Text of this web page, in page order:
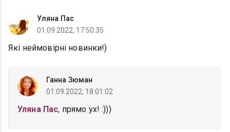
Уляна Пас
01.09.2022, 17:50:35
Які неймовірні новинки!)
Ганна Зюман
01.09.2022, 18:01:02
Уляна Пас, прямо ух! :)))